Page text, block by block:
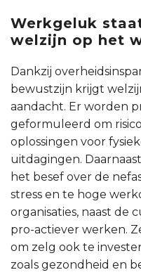
Werkgeluk
welzijn op het
Dankzij
bewustzijn krijgt
aandacht. Er worden
geformuleerd om
oplossingen voor
uitdagingen.
het besef over de
stress en te hoge
organisaties, naast de
pro-actiever werken.
om zelg ook te
zoals gezondheid en